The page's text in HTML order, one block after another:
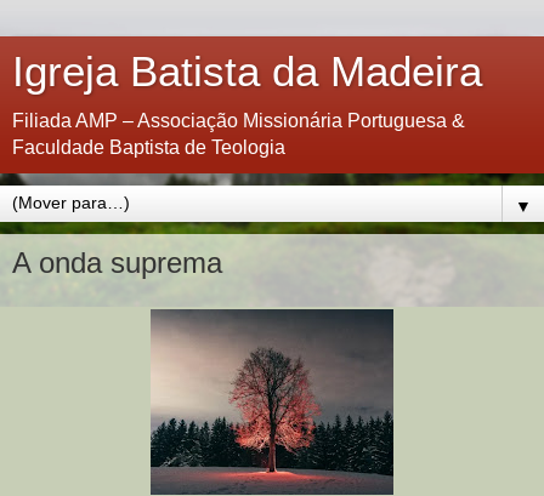
Igreja Batista da Madeira
Filiada AMP – Associação Missionária Portuguesa &
Faculdade Baptista de Teologia
▼
A onda suprema